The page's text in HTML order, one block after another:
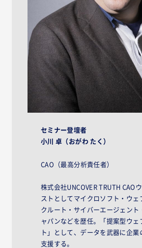
セミナー登壇者
小川 卓（おがわ たく）
CAO（最高分析責任者）
株式会社UNCOVER TRUTH CAO
ストとしてマイクロソフト・ウェ
クルート・サイバーエージェント
ャパンなどを歴任。「提案型ウェ
ト」として、データを武器に企業
支援する。